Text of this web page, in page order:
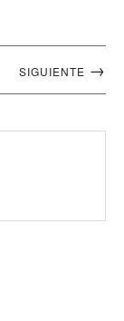
SIGUIENTE →